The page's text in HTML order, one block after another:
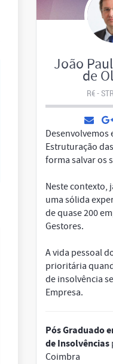
João
de
R€ -
Desenvolvemos
Estruturação
forma salvar os
Neste contexto,
uma sólida
de quase 200
Gestores.
A vida pessoal
prioritária
de insolvência
Empresa.
Pós Graduado
de Insolvências
Coimbra